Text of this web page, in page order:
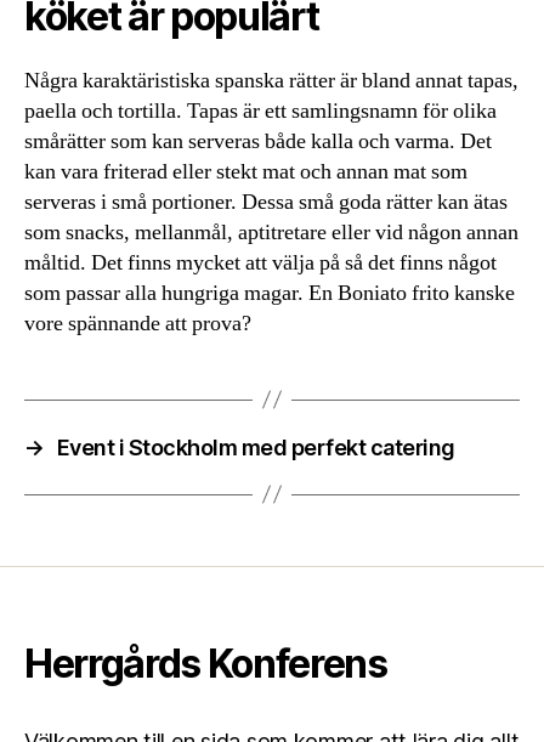
köket är populärt
Några karaktäristiska spanska rätter är bland annat tapas,
paella och tortilla. Tapas är ett samlingsnamn för olika
smårätter som kan serveras både kalla och varma. Det
kan vara friterad eller stekt mat och annan mat som
serveras i små portioner. Dessa små goda rätter kan ätas
som snacks, mellanmål, aptitretare eller vid någon annan
måltid. Det finns mycket att välja på så det finns något
som passar alla hungriga magar. En Boniato frito kanske
vore spännande att prova?
→ Event i Stockholm med perfekt catering
Herrgårds Konferens